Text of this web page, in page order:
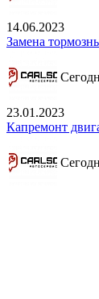
14.06.2023
Замена
23.01.2023
Капремонт